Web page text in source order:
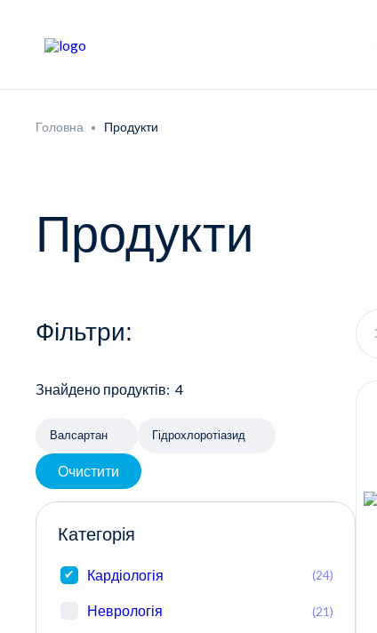
Головна Продукти
Продукти
Фільтри:
Знайдено продуктів: 4
Валсартан Гідрохлоротіазид
Очистити
Категорія
Кардіологія (24)
Неврологія (21)